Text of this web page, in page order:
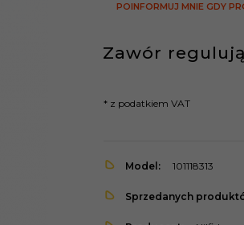
POINFORMUJ MNIE GDY
Zawór
* z podatkiem VAT
Model: 101118313
Sprzedanych